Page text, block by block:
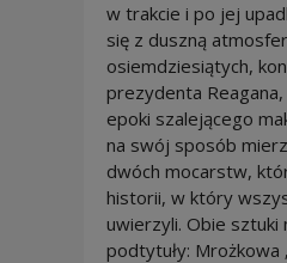
w trakcie i po jej
się z duszną
osiemdziesiątych,
prezydenta
epoki szalejącego
na swój sposób
dwóch mocarstw,
historii, w który
uwierzyli. Obie sztuki
podtytuły: Mrożkowa